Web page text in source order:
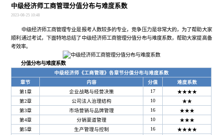
中级经济师工商管理分值分布与难度系数
2023-08-25 10:48
中级经济师工商管理专业是报考人数较多的专业，竞争压力是非常大的，为了帮助大家
顺利通过考试，下面特地总结了中级经济师工商管理分值分布与难度系数，帮助大家提高备
考效率。
分值分布与难度系数
中级经济师《工商管理》各章节分值分布与难度系数
章节
内容 分值
难度系数
第1章
企业战略与经营决策 17
★★★★
第2章
公司法人治理结构 10
★★
第3章
市场营销与品牌管理 16
★★★
第4章
分销渠道管理 10
★★★
第5章
生产管理与控制 16
★★★★